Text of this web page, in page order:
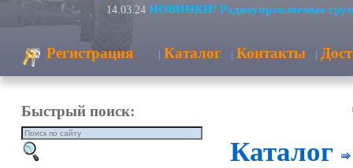
14.03.24 НОВИНКИ! Радиоуправляемые
Регистрация | Каталог | Контакты |
Быстрый поиск:
Каталог